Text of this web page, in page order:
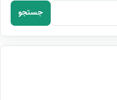
جستجو